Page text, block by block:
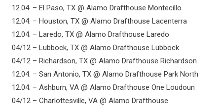
12.04. – El Paso, TX @ Alamo Drafthouse Montecillo
12.04. – Houston, TX @ Alamo Drafthouse Lacenterra
12.04. – Laredo, TX @ Alamo Drafthouse Laredo
04/12 – Lubbock, TX @ Alamo Drafthouse Lubbock
04/12 – Richardson, TX @ Alamo Drafthouse Richardson
12.04. – San Antonio, TX @ Alamo Drafthouse Park North
12.04. – Ashburn, VA @ Alamo Drafthouse One Loudoun
04/12 – Charlottesville, VA @ Alamo Drafthouse